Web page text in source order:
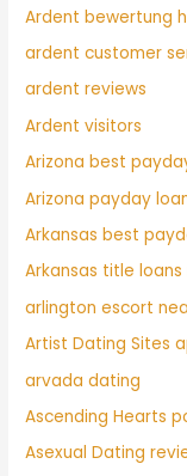
Ardent bewertung
ardent customer
ardent reviews
Ardent visitors
Arizona best
Arizona payday
Arkansas best
Arkansas title
arlington escort
Artist Dating Sites
arvada dating
Ascending Hearts
Asexual Dating